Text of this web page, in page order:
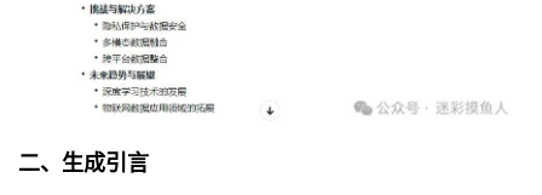
二、生成引言